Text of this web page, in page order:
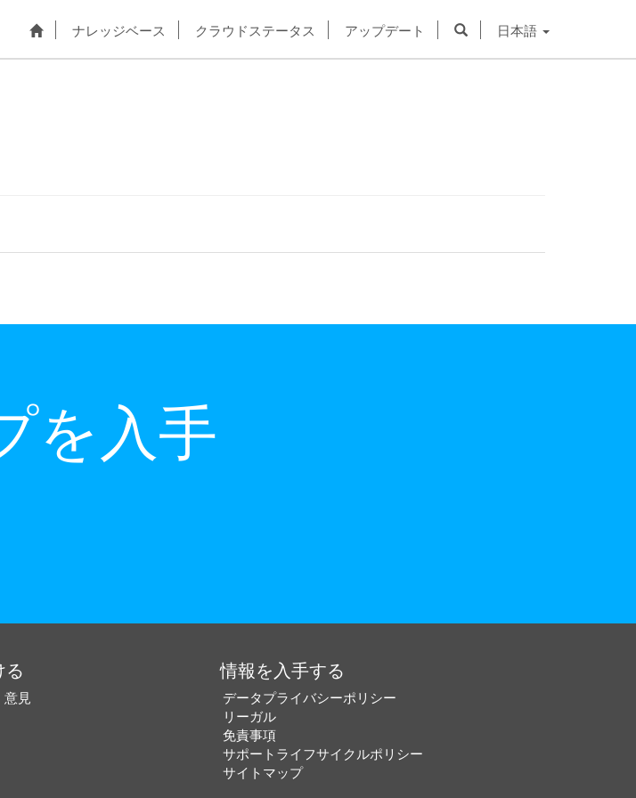
ナレッジベース クラウドステータス アップデート 日本語
を入手
る
意見
情報を入手する
データプライバシーポリシー
リーガル
免責事項
サポートライフサイクルポリシー
サイトマップ